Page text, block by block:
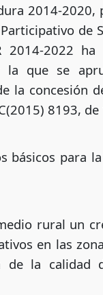
2014-
de
2014-2022
la que se
la concesión
8193,
básicos
rural un
en las
de la calidad